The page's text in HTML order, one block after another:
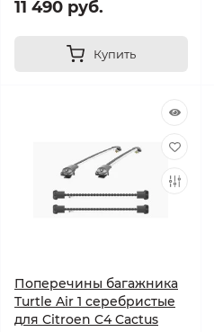
11 490 руб.
Купить
Поперечины багажника
Turtle Air 1 серебристые
для Citroen C4 Cactus